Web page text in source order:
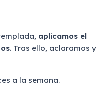
aplicamos el
. Tras ello, aclaramos y
a la semana.